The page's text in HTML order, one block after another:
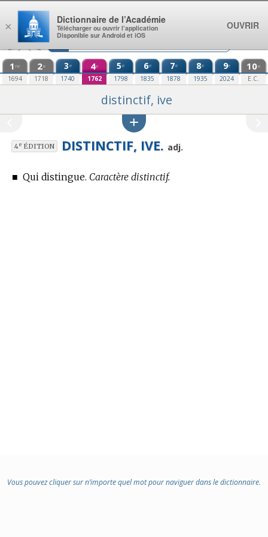
Aller au contenu
1 re
1694
2e
1718
3e
1740
4e
1762
5e
1798
6e
1835
7e
1878
8e
1935
9e
2024
10e
E.C.
distinctif, ive
4eÉDITION DISTINCTIF, IVE. adj.
■ Qui distingue. Caractère distinctif.
Vous pouvez cliquer sur n’importe quel mot pour naviguer dans le dictionnaire.
×
Dictionnaire de l’Académie
Télécharger ou ouvrir l’application
Disponible sur Android et iOS
OUVRIR